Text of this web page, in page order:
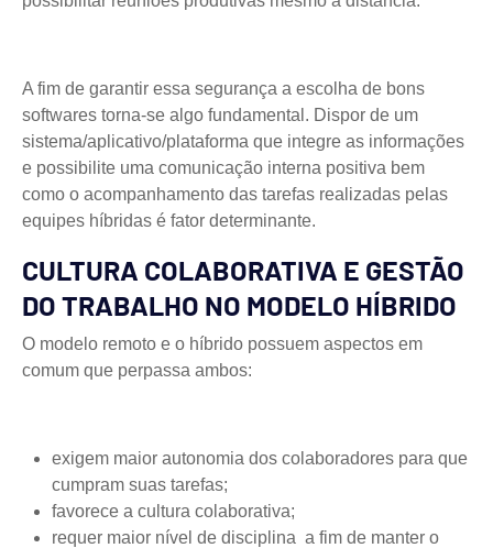
A fim de garantir essa segurança a escolha de bons
softwares torna-se algo fundamental. Dispor de um
sistema/aplicativo/plataforma que integre as informações
e possibilite uma comunicação interna positiva bem
como o acompanhamento das tarefas realizadas pelas
equipes híbridas é fator determinante.
CULTURA COLABORATIVA E GESTÃO
DO TRABALHO NO MODELO HÍBRIDO
O modelo remoto e o híbrido possuem aspectos em
comum que perpassa ambos:
exigem maior autonomia dos colaboradores para que
cumpram suas tarefas;
favorece a cultura colaborativa;
requer maior nível de disciplina a fim de manter o